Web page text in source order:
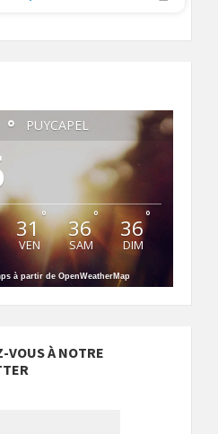
PUYCAPEL
°
31°
VEN
36°
SAM
36°
DIM
à partir de OpenWeatherMap
VOUS À NOTRE